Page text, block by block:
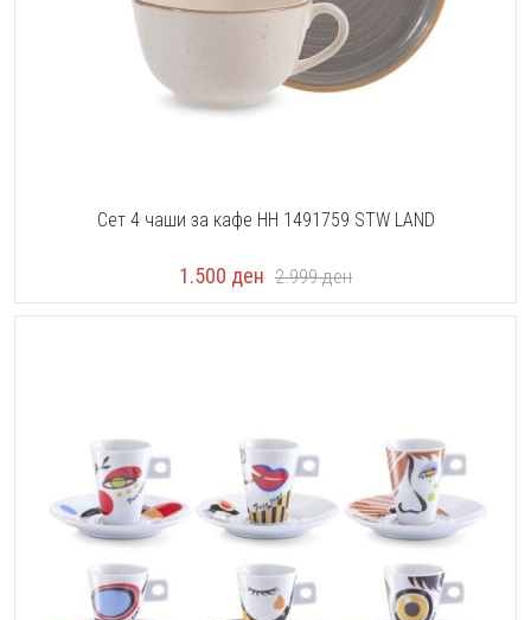
Сет 4 чаши за кафе HH 1491759 STW LAND
1.500 ден 2.999ден